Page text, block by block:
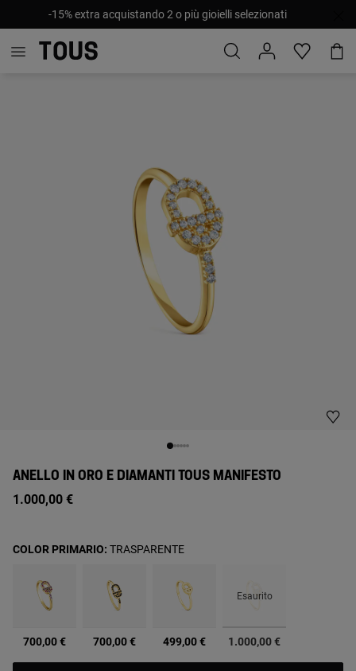
-15% extra acquistando 2 o più gioielli selezionati
ANELLO IN ORO E DIAMANTI TOUS MANIFESTO
1.000,00 €
700,00 € 700,00 € 499,00 €
Esaurito
selezionato
1.000,00 €
COLOR PRIMARIO: TRASPARENTE